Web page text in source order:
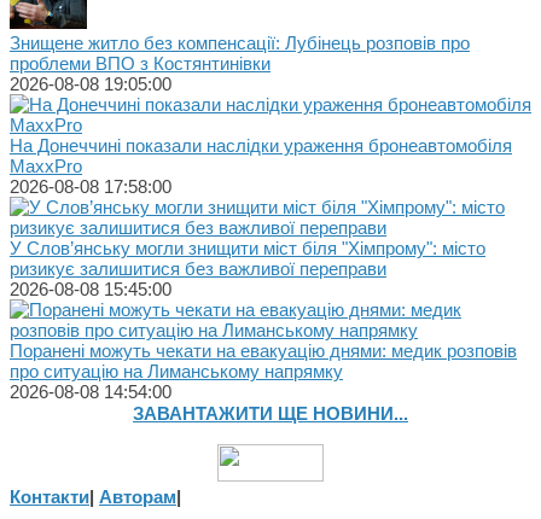
Знищене житло без компенсації: Лубінець розповів про
проблеми ВПО з Костянтинівки
2026-08-08 19:05:00
На Донеччині показали наслідки ураження бронеавтомобіля
MaxxPro
2026-08-08 17:58:00
У Слов’янську могли знищити міст біля "Хімпрому": місто
ризикує залишитися без важливої переправи
2026-08-08 15:45:00
Поранені можуть чекати на евакуацію днями: медик розповів
про ситуацію на Лиманському напрямку
2026-08-08 14:54:00
ЗАВАНТАЖИТИ ЩЕ НОВИНИ...
Контакти| Авторам|